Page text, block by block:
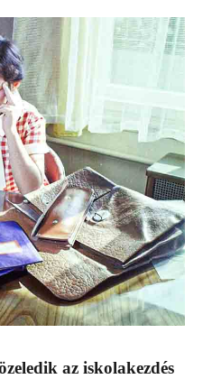
az iskolakezdés